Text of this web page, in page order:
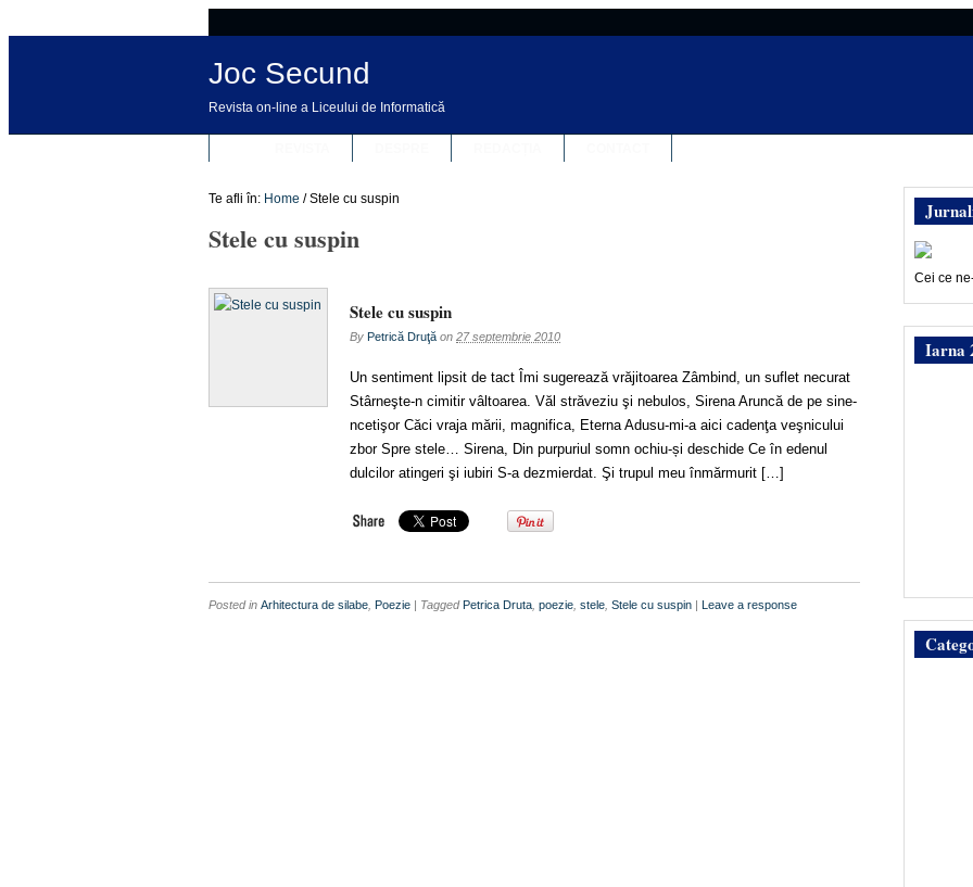
Joc Secund
Revista on-line a Liceului de Informatică
Te afli în: Home / Stele cu suspin
Stele cu suspin
Stele cu suspin
By Petrică Druţă on 27 septembrie 2010
Un sentiment lipsit de tact Îmi sugerează vrăjitoarea Zâmbind, un suflet necurat
Stârneşte-n cimitir vâltoarea. Văl străveziu şi nebulos, Sirena Aruncă de pe sine-
ncetişor Căci vraja mării, magnifica, Eterna Adusu-mi-a aici cadenţa veşnicului
zbor Spre stele… Sirena, Din purpuriul somn ochiu-și deschide Ce în edenul
dulcilor atingeri şi iubiri S-a dezmierdat. Şi trupul meu înmărmurit […]
Posted in Arhitectura de silabe Poezie | TaggedPetrica Druta poezie stele Stele cu suspin | Leave a response
Cei ce
Iarna